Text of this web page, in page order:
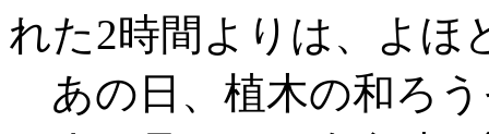
れた2時間よりは、よほ
あの日、植木の和ろ